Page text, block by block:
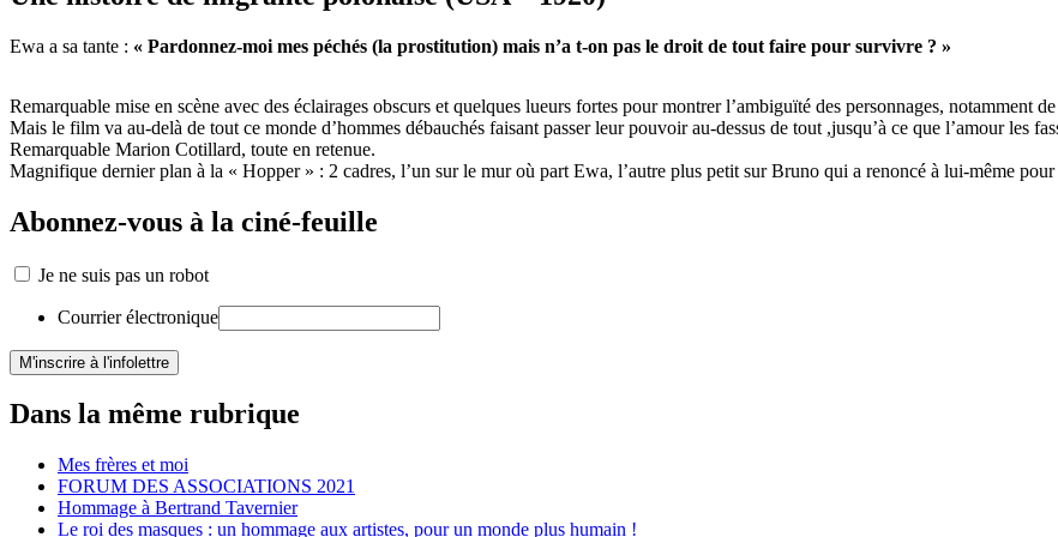
Ewa a sa tante : « Pardonnez-moi mes péchés (la prostitution) mais n’a t-on pas le droit de tout faire pour survivre ? »
Remarquable mise en scène avec des éclairages obscurs et quelques lueurs fortes pour montrer l’ambiguïté des personnages, notamment
Mais le film va au-delà de tout ce monde d’hommes débauchés faisant passer leur pouvoir au-dessus de tout ,jusqu’à ce que l’amour les
Remarquable Marion Cotillard, toute en retenue.
Magnifique dernier plan à la « Hopper » : 2 cadres, l’un sur le mur où part Ewa, l’autre plus petit sur Bruno qui a renoncé à lui-même pour
Abonnez-vous à la ciné-feuille
Je ne suis pas un robot
Courrier électronique
Dans la même rubrique
Mes frères et moi
FORUM DES ASSOCIATIONS 2021
Hommage à Bertrand Tavernier
Le roi des masques : un hommage aux artistes, pour un monde plus humain !